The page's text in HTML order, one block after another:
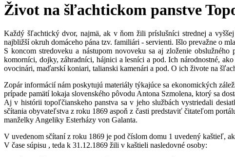
Život na šľachtickom panstve
Každý šľachtický dvor, najmä, ak v ňom žili príslušníci strednej a
najbližší okruh domáceho pána tzv. familiári - servienti. Išlo prevažne o
S koncom stredoveku a nástupom novoveku sa aj zloženie
komorníci, dojky, záhradníci, hájnici a lesníci a pod. Ich národnostné,
ovocinári, maďarskí koniari, talianski kamenári a pod. O ich živote na
Zopár informácií nám poskytujú materiály týkajúce sa ekonomických
prípade pamätí lokaja slovenského pôvodu Antona Szmolena, ktorý sa
Aj v histórii topoľčianskeho panstva sa v jeho službách vystriedali
sčítania obyvateľstva z roku 1869 aspoň z časti predstaviť čitateľom
manželky Angeliky Esterházy von Galanta.
V uvedenom sčítaní z roku 1869 je pod číslom domu 1 uvedený kaštieľ,
V čase súpisu , teda k 31.12.1869 žili v kaštieli nasledovné osoby: